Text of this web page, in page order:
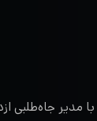
مدیر جاه‌طلبی